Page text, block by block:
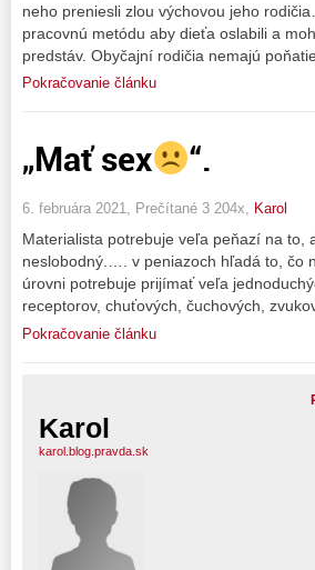
neho preniesli zlou výchovou jeho
pracovnú metódu aby dieťa oslabili a
predstáv. Obyčajní rodičia nemajú
Pokračovanie článku
„Mať sex “.
6. februára 2021, Prečítané 3 204x, Karol
Materialista potrebuje veľa peňazí na
neslobodný.…. v peniazoch hľadá to, čo
úrovni potrebuje prijímať veľa
receptorov, chuťových, čuchových,
Pokračovanie článku
Karol
karol.blog.pravda.sk